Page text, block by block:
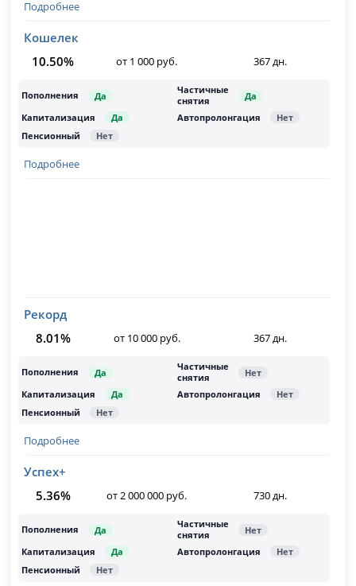
Подробнее
Кошелек
10.50%
от 1 000 руб. 367 дн.
Подробнее
Рекорд
8.01%
от 10 000 руб. 367 дн.
Подробнее
Успех+
5.36%
от 2 000 000 руб. 730 дн.